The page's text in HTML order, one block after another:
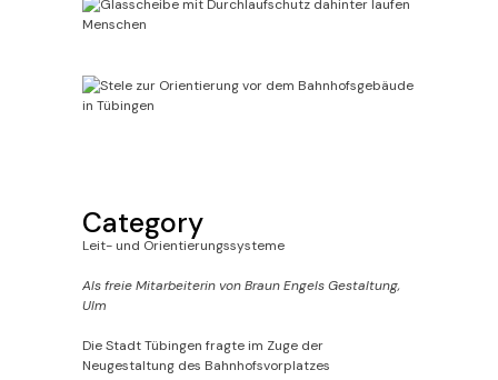
Category
Leit- und Orientierungssysteme
Als freie Mitarbeiterin von Braun Engels Gestaltung,
Ulm
Die Stadt Tübingen fragte im Zuge der
Neugestaltung des Bahnhofsvorplatzes